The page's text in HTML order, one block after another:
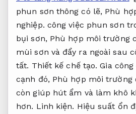
phun sơn thông có lẽ, Phù
nghiệp. công việc phun sơn
bụi sơn, Phù hợp môi trường
mùi sơn và đẩy ra ngoài sau
tất. Thiết kế chế tạo. Gia
cạnh đó, Phù hợp môi trường
còn giúp hút ẩm và làm khô
hơn. Linh kiện. Hiệu suất ổn